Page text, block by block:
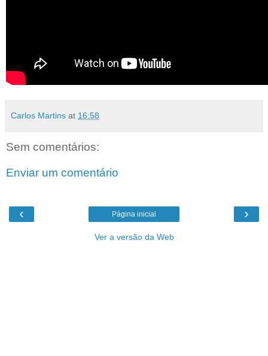
Carlos Martins at 16:58
Sem comentários:
Enviar um comentário
‹ ›
Página inicial
Ver a versão da Web